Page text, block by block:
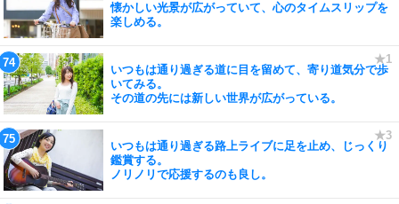
懐かしい光景が広がっていて、心のタイムスリップを
楽しめる。
いつもは通り過ぎる道に目を留めて、寄り道気分で歩
いてみる。
その道の先には新しい世界が広がっている。
いつもは通り過ぎる路上ライブに足を止め、じっくり
鑑賞する。
ノリノリで応援するのも良し。